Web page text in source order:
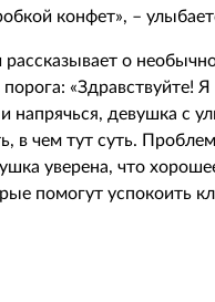
конфет», –
рассказывает о
«Здравствуйте!
напрячься, девушка с
в чем тут суть.
уверена, что
помогут успокоить